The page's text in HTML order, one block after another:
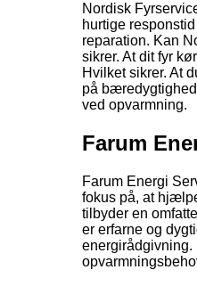
Nordisk
hurtige
reparation. Kan
sikrer. At dit fyr
Hvilket sikrer. At
på
ved opvarmning.
Farum
Farum Energi
fokus på, at
tilbyder en
er erfarne og
energirådgivning.